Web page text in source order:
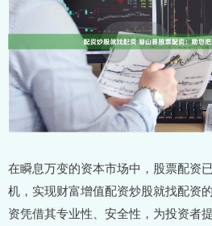
在瞬息万变的资本市场中，股票配资
机，实现财富增值配资炒股就找配资
资凭借其专业性、安全性，为投资者